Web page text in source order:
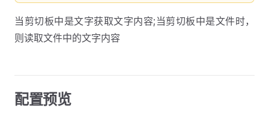
当剪切板中是文字获取文字内容;当剪切板中是文件时，
则读取文件中的文字内容
配置预览